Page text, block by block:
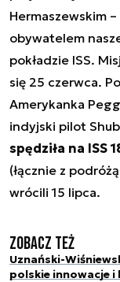
Hermaszewskim
obywatelem
pokładzie ISS.
się 25 czerwca.
Amerykanka
indyjski pilot
spędziła na ISS
(łącznie z
wrócili 15 lipca.
Zobacz też
Uznański-
polskie innowacje i